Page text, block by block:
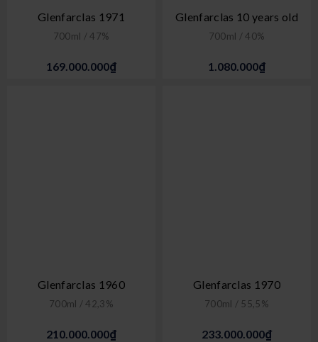
Glenfarclas 1971
700ml / 47%
169.000.000₫
Glenfarclas 10 years old
700ml / 40%
1.080.000₫
Glenfarclas 1960
700ml / 42,3%
210.000.000₫
Glenfarclas 1970
700ml / 55,5%
233.000.000₫